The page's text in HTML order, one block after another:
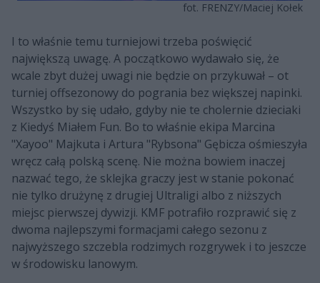
fot. FRENZY/Maciej Kołek
I to właśnie temu turniejowi trzeba poświęcić
największą uwagę. A początkowo wydawało się, że
wcale zbyt dużej uwagi nie będzie on przykuwał – ot
turniej offsezonowy do pogrania bez większej napinki.
Wszystko by się udało, gdyby nie te cholernie dzieciaki
z Kiedyś Miałem Fun. Bo to właśnie ekipa Marcina
"Xayoo" Majkuta i Artura "Rybsona" Gębicza ośmieszyła
wręcz całą polską scenę. Nie można bowiem inaczej
nazwać tego, że sklejka graczy jest w stanie pokonać
nie tylko drużynę z drugiej Ultraligi albo z niższych
miejsc pierwszej dywizji. KMF potrafiło rozprawić się z
dwoma najlepszymi formacjami całego sezonu z
najwyższego szczebla rodzimych rozgrywek i to jeszcze
w środowisku lanowym.